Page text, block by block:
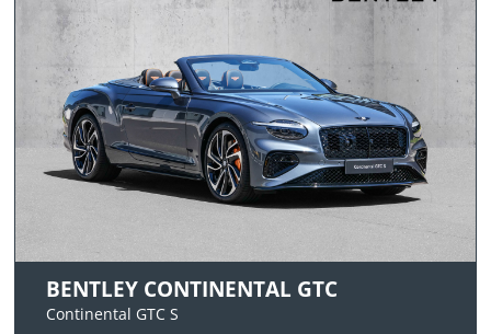
BENTLEY CONTINENTAL GTC
Continental GTC S